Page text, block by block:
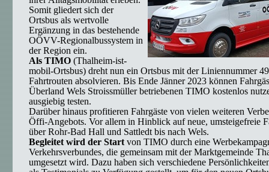
Somit gliedert sich der
Ortsbus als wertvolle
Ergänzung in das bestehende
OÖVV-Regionalbussystem in
der Region ein.
Als TIMO (Thalheim-ist-
mobil-Ortsbus) dreht nun ein Ortsbus mit der Liniennummer
Fahrtrouten absolvieren. Bis Ende Jänner 2023 können
Überland Wels Stroissmüller betriebenen TIMO kostenlos
ausgiebig testen.
Darüber hinaus profitieren Fahrgäste von vielen weiteren
Öffi-Angebots. Vor allem in Hinblick auf neue, umsteigefreie
über Rohr-Bad Hall und Sattledt bis nach Wels.
Begleitet wird der Startvon TIMO durch eine
Verkehrsverbundes, die gemeinsam mit der Marktgemeinde
umgesetzt wird. Dazu haben sich verschiedene